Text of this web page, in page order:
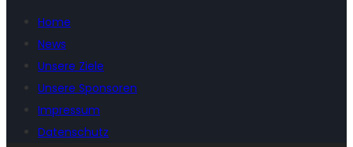
Home
News
Unsere Ziele
Unsere Sponsoren
Impressum
Datenschutz